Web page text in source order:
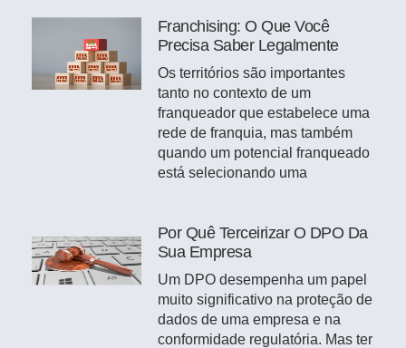
Franchising: O Que Você
Precisa Saber Legalmente
Os territórios são importantes
tanto no contexto de um
franqueador que estabelece uma
rede de franquia, mas também
quando um potencial franqueado
está selecionando uma
Por Quê Terceirizar O DPO Da
Sua Empresa
Um DPO desempenha um papel
muito significativo na proteção de
dados de uma empresa e na
conformidade regulatória. Mas ter